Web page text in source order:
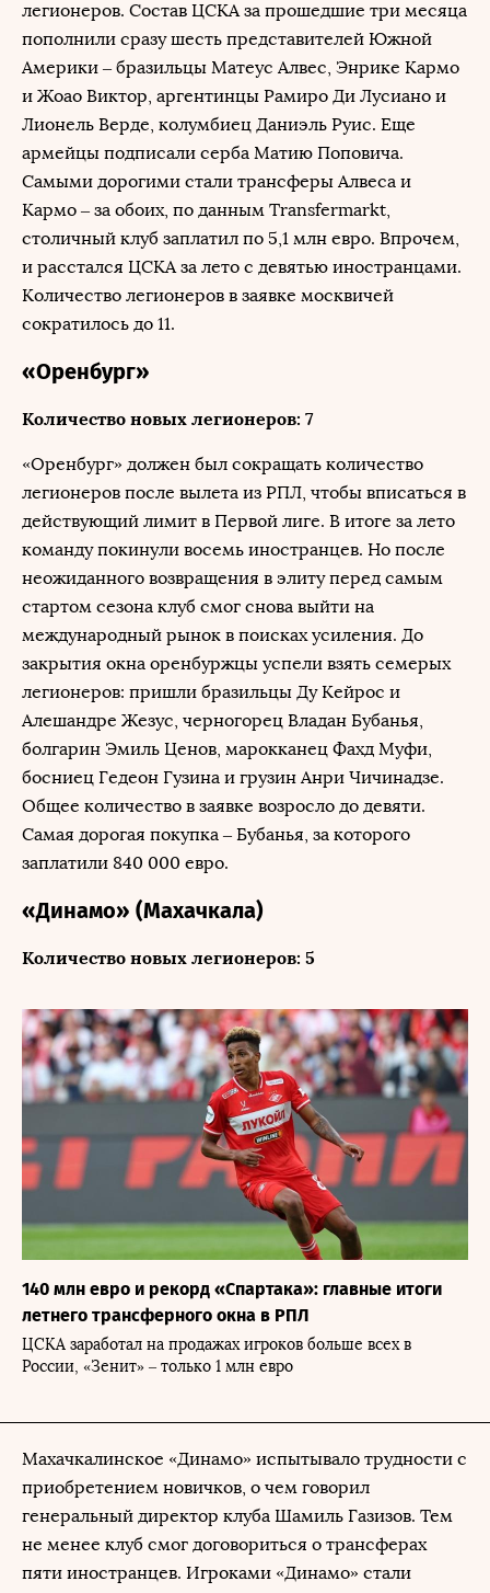
легионеров. Состав ЦСКА за прошедшие три месяца
пополнили сразу шесть представителей Южной
Америки – бразильцы Матеус Алвес, Энрике Кармо
и Жоао Виктор, аргентинцы Рамиро Ди Лусиано и
Лионель Верде, колумбиец Даниэль Руис. Еще
армейцы подписали серба Матию Поповича.
Самыми дорогими стали трансферы Алвеса и
Кармо – за обоих, по данным Transfermarkt,
столичный клуб заплатил по 5,1 млн евро. Впрочем,
и расстался ЦСКА за лето с девятью иностранцами.
Количество легионеров в заявке москвичей
сократилось до 11.
«Оренбург»
Количество новых легионеров: 7
«Оренбург» должен был сокращать количество
легионеров после вылета из РПЛ, чтобы вписаться в
действующий лимит в Первой лиге. В итоге за лето
команду покинули восемь иностранцев. Но после
неожиданного возвращения в элиту перед самым
стартом сезона клуб смог снова выйти на
международный рынок в поисках усиления. До
закрытия окна оренбуржцы успели взять семерых
легионеров: пришли бразильцы Ду Кейрос и
Алешандре Жезус, черногорец Владан Бубанья,
болгарин Эмиль Ценов, марокканец Фахд Муфи,
босниец Гедеон Гузина и грузин Анри Чичинадзе.
Общее количество в заявке возросло до девяти.
Самая дорогая покупка – Бубанья, за которого
заплатили 840 000 евро.
«Динамо» (Махачкала)
Количество новых легионеров: 5
140 млн евро и рекорд «Спартака»: главные итоги
летнего трансферного окна в РПЛ
ЦСКА заработал на продажах игроков больше всех в
России, «Зенит» – только 1 млн евро
Махачкалинское «Динамо» испытывало трудности с
приобретением новичков, о чем говорил
генеральный директор клуба Шамиль Газизов. Тем
не менее клуб смог договориться о трансферах
пяти иностранцев. Игроками «Динамо» стали